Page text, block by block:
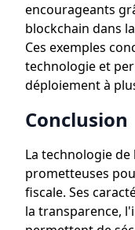
encourageants
blockchain dans
Ces exemples
technologie et
déploiement à
Conclusion
La technologie
prometteuses
fiscale. Ses
la transparence,